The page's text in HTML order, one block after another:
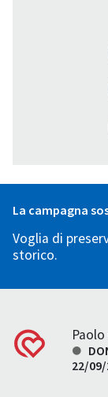
La campagna
Voglia di
storico.
Paolo
22/